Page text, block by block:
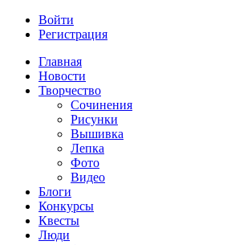
Войти
Регистрация
Главная
Новости
Творчество
Сочинения
Рисунки
Вышивка
Лепка
Фото
Видео
Блоги
Конкурсы
Квесты
Люди